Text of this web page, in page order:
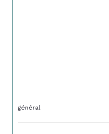
général